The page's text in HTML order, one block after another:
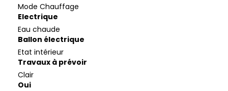
Mode Chauffage
Electrique
Eau chaude
Ballon électrique
Etat intérieur
Travaux à prévoir
Clair
Oui